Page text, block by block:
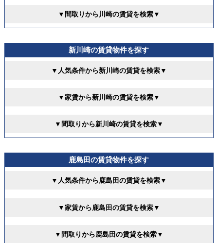
▼間取りから川崎の賃貸を検索▼
新川崎の賃貸物件を探す
▼人気条件から新川崎の賃貸を検索▼
▼家賃から新川崎の賃貸を検索▼
▼間取りから新川崎の賃貸を検索▼
鹿島田の賃貸物件を探す
▼人気条件から鹿島田の賃貸を検索▼
▼家賃から鹿島田の賃貸を検索▼
▼間取りから鹿島田の賃貸を検索▼